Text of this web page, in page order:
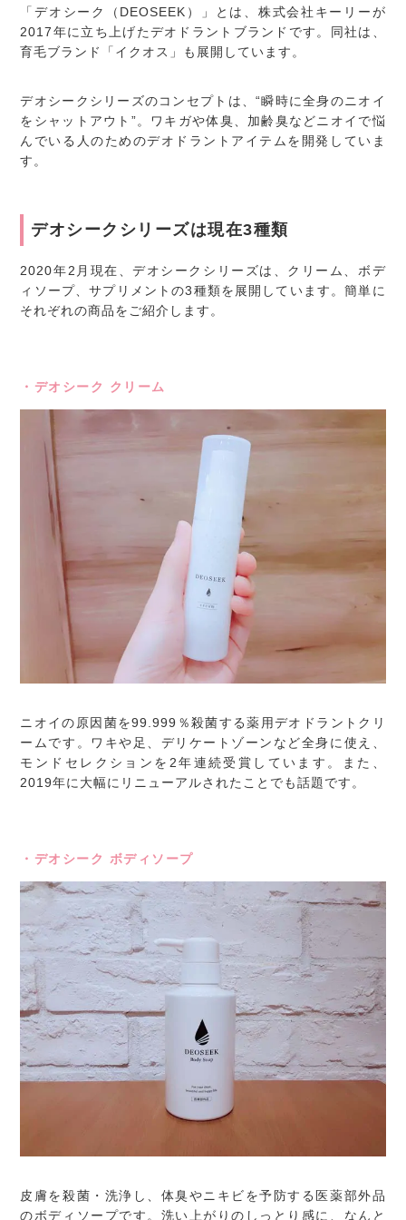
「デオシーク（DEOSEEK）」とは、株式会社キーリーが
2017年に立ち上げたデオドラントブランドです。同社は、
育毛ブランド「イクオス」も展開しています。
デオシークシリーズのコンセプトは、“瞬時に全身のニオイ
をシャットアウト”。ワキガや体臭、加齢臭などニオイで悩
んでいる人のためのデオドラントアイテムを開発していま
す。
デオシークシリーズは現在3種類
2020年2月現在、デオシークシリーズは、クリーム、ボデ
ィソープ、サプリメントの3種類を展開しています。簡単に
それぞれの商品をご紹介します。
・デオシーク クリーム
ニオイの原因菌を99.999％殺菌する薬用デオドラントクリ
ームです。ワキや足、デリケートゾーンなど全身に使え、
モンドセレクションを2年連続受賞しています。また、
2019年に大幅にリニューアルされたことでも話題です。
・デオシーク ボディソープ
皮膚を殺菌・洗浄し、体臭やニキビを予防する医薬部外品
のボディソープです。洗い上がりのしっとり感に、なんと